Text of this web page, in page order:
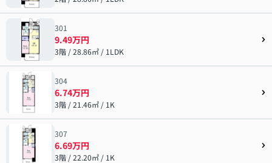
301
9.49万円
3階 / 28.86㎡ / 1LDK
304
6.74万円
3階 / 21.46㎡ / 1K
307
6.69万円
3階 / 22.20㎡ / 1K